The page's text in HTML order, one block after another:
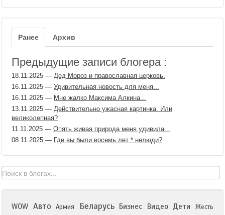
Ранее Архив
Предыдущие записи блогера :
18.11.2025 — Дед Мороз и православная церковь.
16.11.2025 — Удивительная новость для меня...
16.11.2025 — Мне жалко Максима Алкина...
13.11.2025 — Действительно ужасная картинка. Или
великолепная?
11.11.2025 — Опять живая природа меня удивила...
08.11.2025 — Где вы были восемь лет ​* нелюди?
WOW Авто Армия Беларусь Бизнес Видео Дети
Жесть